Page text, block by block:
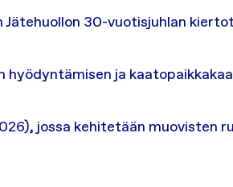
Jätehuollon 30-vuotisjuhlan
hyödyntämisen ja
jossa kehitetään muovisten